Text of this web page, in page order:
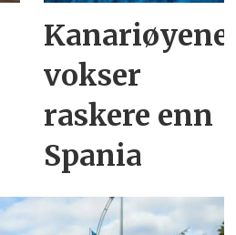
Kanariøyene
vokser
raskere enn
Spania